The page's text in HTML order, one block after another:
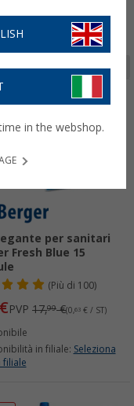
Pagina 1 da 2
per sanitari
Fresh Blue 15
(Più di 100)
€PVP 17,99€(0,63 € / ST)
in filiale: Seleziona
filiale
in the webshop.